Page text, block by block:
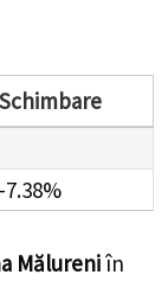
Schimbare
-7.38%
Mălureniîn